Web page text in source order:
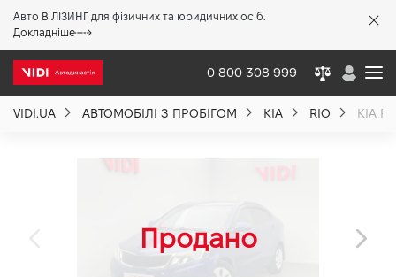
Авто В ЛІЗИНГ для фізичних та юридичних осіб.
Докладніше
0 800 308 999
VIDI.UA АВТОМОБІЛІ З ПРОБІГОМ KIA RIO KIA